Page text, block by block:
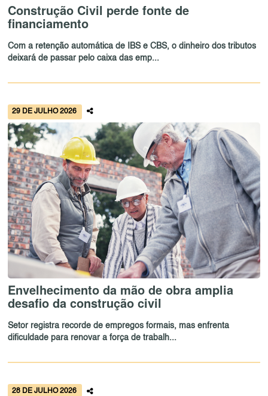
Construção Civil perde fonte de
financiamento
Com a retenção automática de IBS e CBS, o dinheiro dos tributos
deixará de passar pelo caixa das emp...
29 DE JULHO 2026
Envelhecimento da mão de obra amplia
desafio da construção civil
Setor registra recorde de empregos formais, mas enfrenta
dificuldade para renovar a força de trabalh...
28 DE JULHO 2026